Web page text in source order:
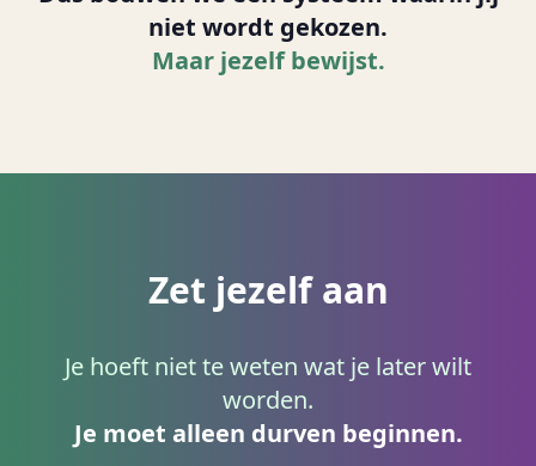
niet wordt gekozen.
Maar jezelf bewijst.
Zet jezelf aan
Je hoeft niet te weten wat je later wilt
worden.
Je moet alleen durven beginnen.